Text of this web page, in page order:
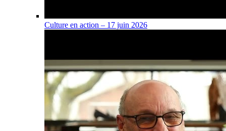
Culture en action – 17 juin 2026